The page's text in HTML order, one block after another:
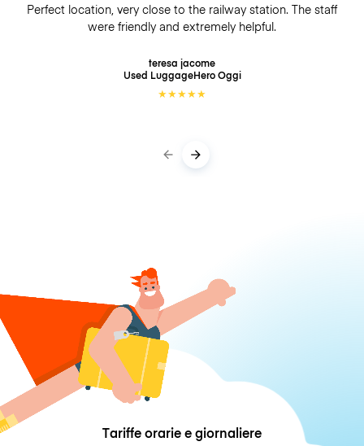
Perfect location, very close to the railway station. The staff
were friendly and extremely helpful.
teresa jacome
Used LuggageHeroOggi
★★★★★
Tariffe orarie e giornaliere